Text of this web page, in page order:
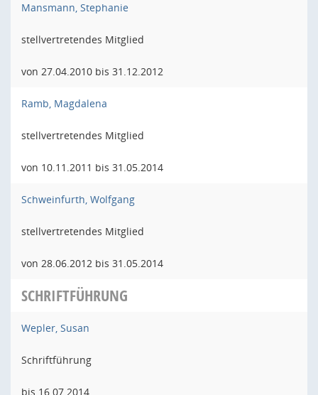
Mansmann, Stephanie
stellvertretendes Mitglied
von 27.04.2010 bis 31.12.2012
Ramb, Magdalena
stellvertretendes Mitglied
von 10.11.2011 bis 31.05.2014
Schweinfurth, Wolfgang
stellvertretendes Mitglied
von 28.06.2012 bis 31.05.2014
SCHRIFTFÜHRUNG
Wepler, Susan
Schriftführung
bis 16.07.2014